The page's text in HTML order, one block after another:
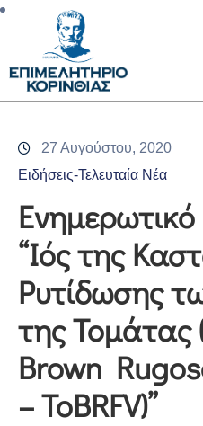
Επιμελητήριο
Υπηρεσίες
Προγράμματα
Δράσεις
Εκδηλώσεις
Επικοινωνία
27 Αυγούστου, 2020
Ειδήσεις-Τελευταία Νέα
“Ιός της
Ρυτίδωσης
της Τομάτας
Brown
– ToBRFV)”